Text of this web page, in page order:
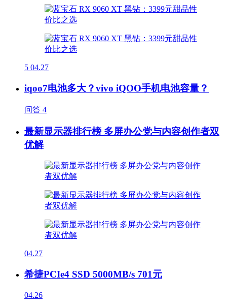
5 04.27
iqoo7电池多大？vivo iQOO手机电池容量？
问答 4
最新显示器排行榜 多屏办公党与内容创作者双
优解
04.27
希捷PCIe4 SSD 5000MB/s 701元
04.26